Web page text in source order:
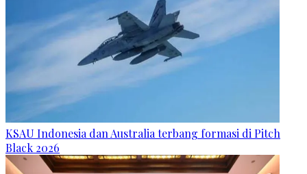
KSAU Indonesia dan Australia terbang formasi di Pitch
Black 2026